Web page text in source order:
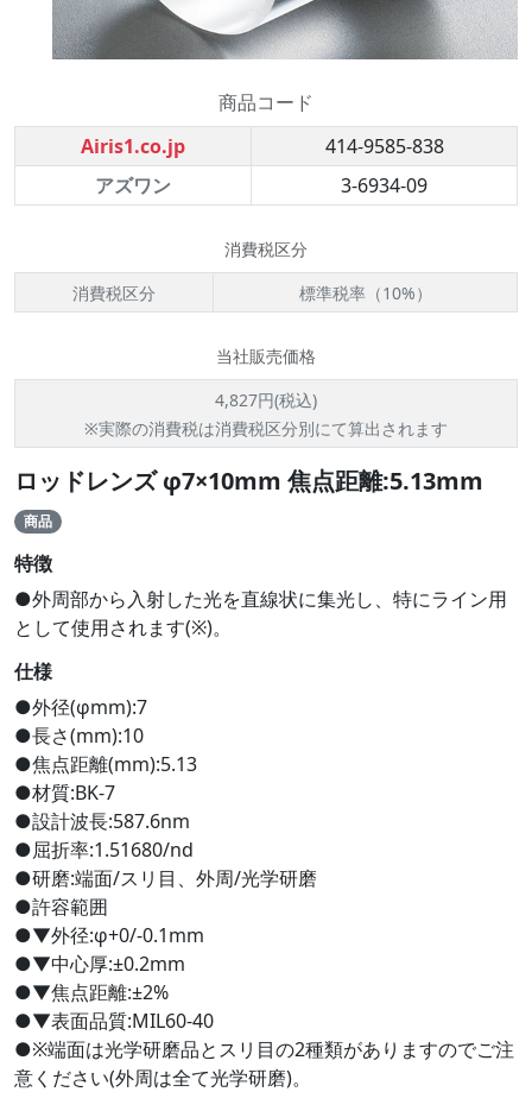
商品コード
Airis1.co.jp
414-9585-838
アズワン
3-6934-09
消費税区分
消費税区分
標準税率（10%）
当社販売価格
4,827円(税込)
※実際の消費税は消費税区分別にて算出されます
ロッドレンズ φ7×10mm 焦点距離:5.13mm
商品
特徴
●外周部から入射した光を直線状に集光し、特にライン用
として使用されます(※)。
仕様
●外径(φmm):7
●長さ(mm):10
●焦点距離(mm):5.13
●材質:BK-7
●設計波長:587.6nm
●屈折率:1.51680/nd
●研磨:端面/スリ目、外周/光学研磨
●許容範囲
●▼外径:φ+0/-0.1mm
●▼中心厚:±0.2mm
●▼焦点距離:±2%
●▼表面品質:MIL60-40
●※端面は光学研磨品とスリ目の2種類がありますのでご注
意ください(外周は全て光学研磨)。